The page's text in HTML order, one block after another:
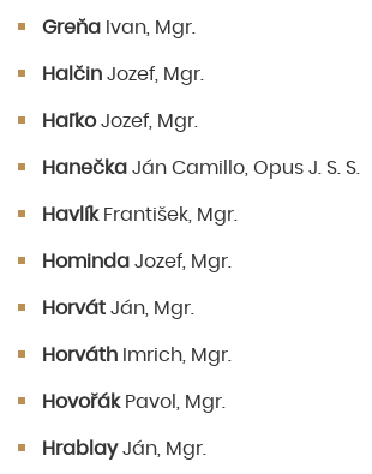
Greňa Ivan, Mgr.
Halčin Jozef, Mgr.
HaľkoJozef, Mgr.
Hanečka Ján Camillo, Opus J. S. S.
HavlíkFrantišek, Mgr.
Hominda Jozef, Mgr.
Horvát Ján, Mgr.
Horváth Imrich, Mgr.
HovořákPavol, Mgr.
HrablayJán, Mgr.